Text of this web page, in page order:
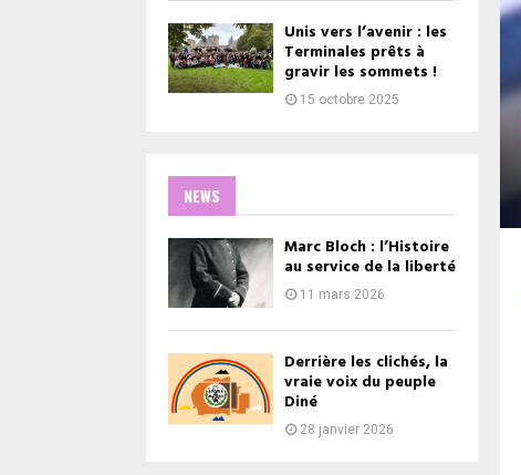
Unis vers l’avenir : les
Terminales prêts à
gravir les sommets !
15 octobre 2025
NEWS
Marc Bloch : l’Histoire
au service de la liberté
11 mars 2026
Derrière les clichés, la
vraie voix du peuple
Diné
28 janvier 2026